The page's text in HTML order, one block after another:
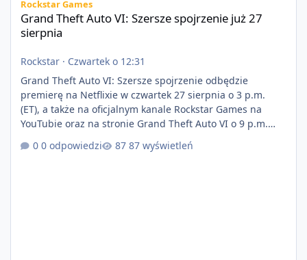
Rockstar Games
Grand Theft Auto VI: Szersze spojrzenie już 27
sierpnia
Rockstar · Czwartek o 12:31
Grand Theft Auto VI: Szersze spojrzenie odbędzie
premierę na Netflixie w czwartek 27 sierpnia o 3 p.m.
(ET), a także na oficjalnym kanale Rockstar Games na
YouTubie oraz na stronie Grand Theft Auto VI o 9 p.m.
(ET) 27 sierpnia. https://netflix.com/GTAVI Grand Theft
Auto VI będzie dostępne 19 listopada na PlayStation 5
0 odpowiedzi 87 wyświetleń